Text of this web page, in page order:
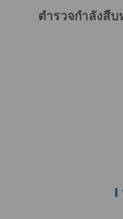
ตำรวจกำลังสื
I